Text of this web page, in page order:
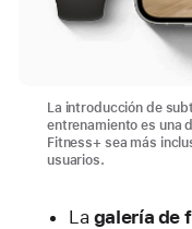
La introducción de
entrenamiento es una
Fitness+ sea más
usuarios.
La galería de